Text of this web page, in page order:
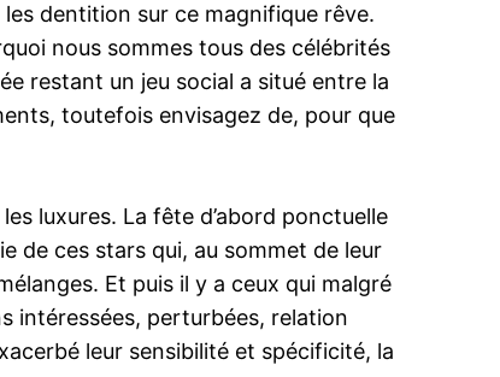
dentition sur ce magnifique rêve.
nous sommes tous des célébrités
restant un jeu social a situé entre la
toutefois envisagez de, pour que
luxures. La fête d’abord ponctuelle
de ces stars qui, au sommet de leur
Et puis il y a ceux qui malgré
intéressées, perturbées, relation
leur sensibilité et spécificité, la